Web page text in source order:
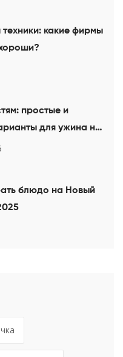
какие фирмы
простые и
для ужина на
блюдо на Новый